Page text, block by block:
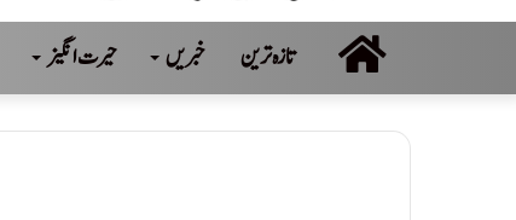
صفحہ
اول
تازہ ترین خبریں حیرت انگیز